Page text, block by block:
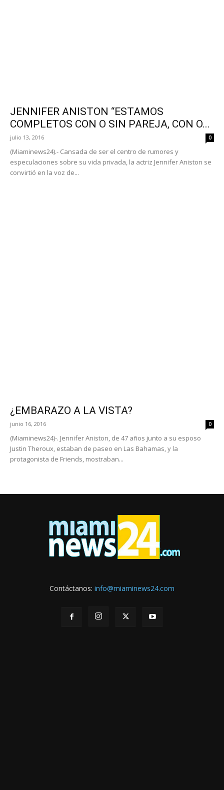
JENNIFER ANISTON “ESTAMOS
COMPLETOS CON O SIN PAREJA, CON O...
julio 13, 2016 0
(Miaminews24).- Cansada de ser el centro de rumores y
especulaciones sobre su vida privada, la actriz Jennifer Aniston se
convirtió en la voz de...
¿EMBARAZO A LA VISTA?
junio 16, 2016 0
(Miaminews24)-. Jennifer Aniston, de 47 años junto a su esposo
Justin Theroux, estaban de paseo en Las Bahamas, y la
protagonista de Friends, mostraban...
Contáctanos: info@miaminews24.com